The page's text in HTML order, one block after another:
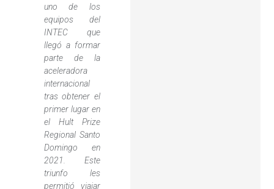
uno de los
equipos del
INTEC que
llegó a formar
parte de la
aceleradora
internacional
tras obtener el
primer lugar en
el Hult Prize
Regional Santo
Domingo en
2021. Este
triunfo les
permitió viajar